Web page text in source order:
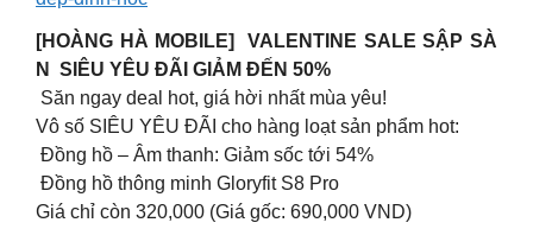
[HOÀNG HÀ MOBILE] VALENTINE SALE SẬP SÀ
N SIÊU YÊU ĐÃI GIẢM ĐẾN 50%
Săn ngay deal hot, giá hời nhất mùa yêu!
Vô số SIÊU YÊU ĐÃI cho hàng loạt sản phẩm hot:
Đồng hồ – Âm thanh: Giảm sốc tới 54%
Đồng hồ thông minh Gloryfit S8 Pro
Giá chỉ còn 320,000 (Giá gốc: 690,000 VND)